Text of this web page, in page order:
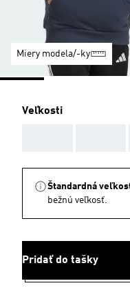
Miery modela/-ky
Veľkosti
Štandardná
bežnú veľkosť.
Pridať do tašky